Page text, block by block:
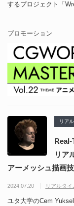
するプロジェクト「
プロモーション
リア
リア
アーメッシュ描画
2024.07.20 リアルタ
ユタ大学のCem